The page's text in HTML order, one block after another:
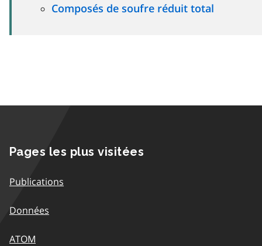
Composés de soufre réduit total
Pages les plus visitées
Publications
Données
ATOM